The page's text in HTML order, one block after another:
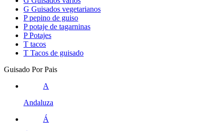
G Guisados vegetarianos
P pepino de guiso
P potaje de tagarninas
P Potajes
T tacos
T Tacos de guisado
Guisado Por Pais
A
Andaluza
Á